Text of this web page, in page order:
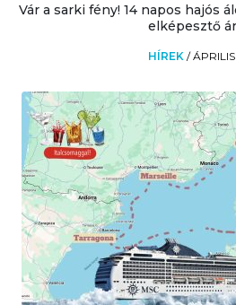
Vár a sarki fény! 14 napos hajós
elképesztő
HÍREK /ÁPRILIS